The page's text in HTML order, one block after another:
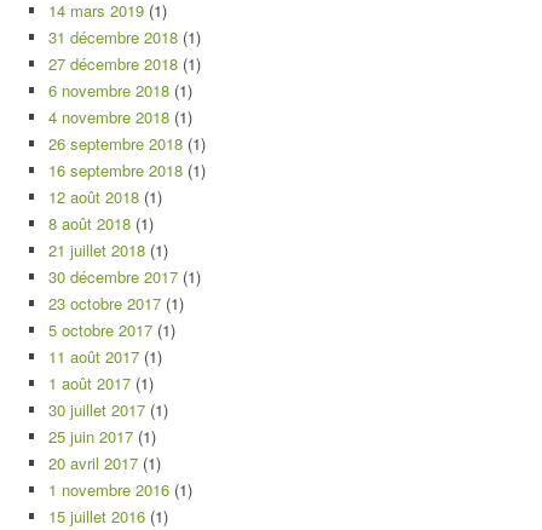
14 mars 2019 (1)
31 décembre 2018 (1)
27 décembre 2018 (1)
6 novembre 2018 (1)
4 novembre 2018 (1)
26 septembre 2018 (1)
16 septembre 2018 (1)
12 août 2018 (1)
8 août 2018 (1)
21 juillet 2018 (1)
30 décembre 2017 (1)
23 octobre 2017 (1)
5 octobre 2017 (1)
11 août 2017 (1)
1 août 2017 (1)
30 juillet 2017 (1)
25 juin 2017 (1)
20 avril 2017 (1)
1 novembre 2016 (1)
15 juillet 2016 (1)